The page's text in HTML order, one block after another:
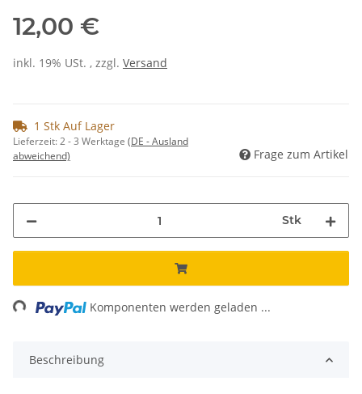
12,00 €
inkl. 19% USt. , zzgl. Versand
1 Stk Auf Lager
Lieferzeit:2 - 3 Werktage (DE - Ausland
abweichend)
Frage zum Artikel
Stk
Komponenten werden geladen ...
Beschreibung